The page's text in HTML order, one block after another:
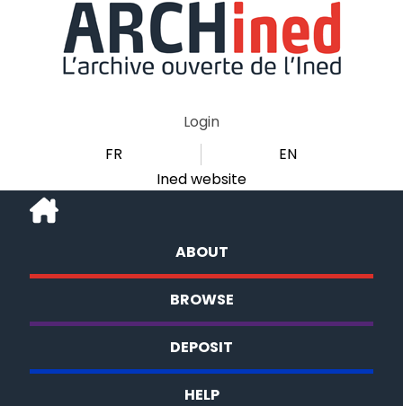
Login
FR
EN
Ined website
ABOUT
BROWSE
DEPOSIT
HELP